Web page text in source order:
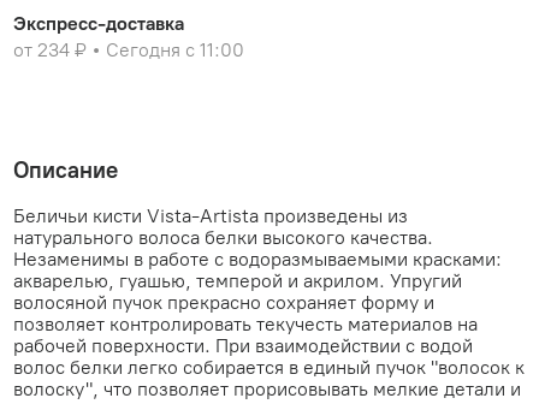
Экспресс-доставка
от 234 ₽
Сегодня с 11:00
Описание
Беличьи кисти Vista-Artista произведены из
натурального волоса белки высокого качества.
Незаменимы в работе с водоразмываемыми красками:
акварелью, гуашью, темперой и акрилом. Упругий
волосяной пучок прекрасно сохраняет форму и
позволяет контролировать текучесть материалов на
рабочей поверхности. При взаимодействии с водой
волос белки легко собирается в единый пучок "волосок к
волоску", что позволяет прорисовывать мелкие детали и